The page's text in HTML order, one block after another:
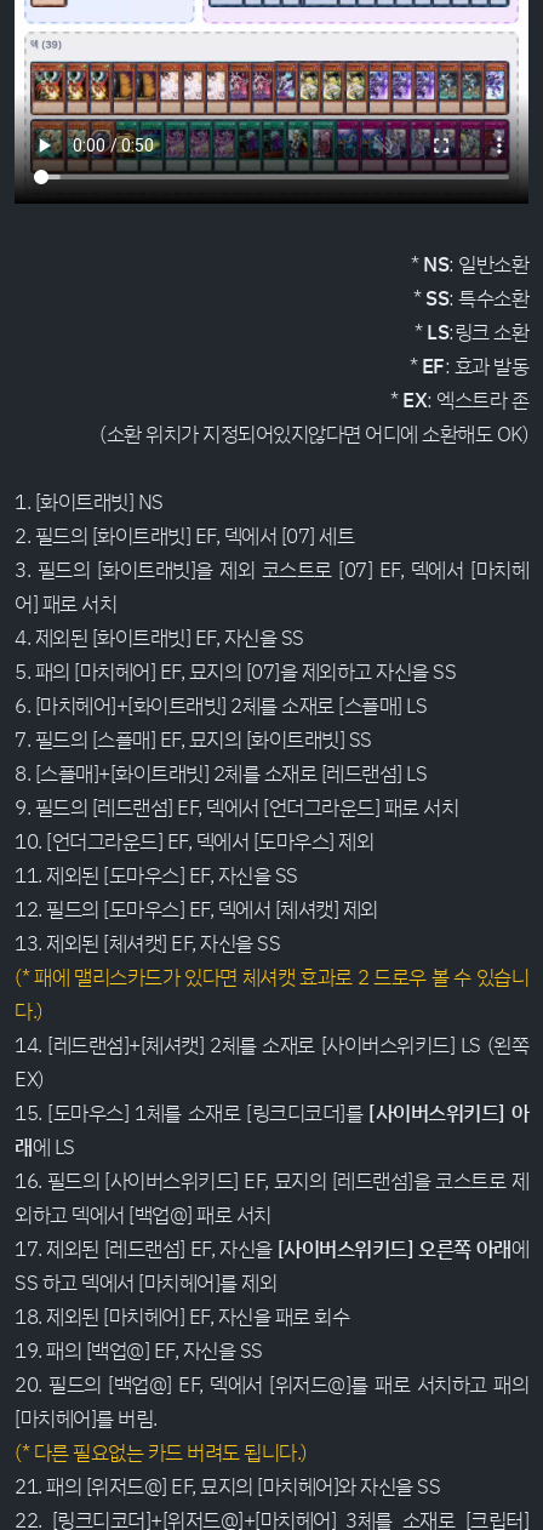
*NS: 일반소환
*SS: 특수소환
*LS:링크 소환
*EF: 효과 발동
*EX: 엑스트라 존
(소환 위치가 지정되어있지않다면 어디에 소환해도 OK)
1. [화이트래빗] NS
2. 필드의 [화이트래빗] EF, 덱에서 [07] 세트
3. 필드의 [화이트래빗]을 제외 코스트로 [07] EF, 덱에서 [마치헤
어] 패로 서치
4. 제외된 [화이트래빗] EF, 자신을 SS
5. 패의 [마치헤어] EF, 묘지의 [07]을 제외하고 자신을 SS
6. [마치헤어]+[화이트래빗] 2체를 소재로 [스플매] LS
7. 필드의 [스플매] EF, 묘지의 [화이트래빗] SS
8. [스플매]+[화이트래빗] 2체를 소재로 [레드랜섬] LS
9. 필드의 [레드랜섬] EF, 덱에서 [언더그라운드] 패로 서치
10. [언더그라운드] EF, 덱에서 [도마우스] 제외
11. 제외된 [도마우스] EF, 자신을 SS
12. 필드의 [도마우스] EF, 덱에서 [체셔캣] 제외
13. 제외된 [체셔캣] EF, 자신을 SS
(* 패에 맬리스카드가 있다면 체셔캣 효과로 2 드로우 볼 수 있습니
다.)
14. [레드랜섬]+[체셔캣] 2체를 소재로 [사이버스위키드] LS (왼쪽
EX)
15. [도마우스] 1체를 소재로 [링크디코더]를 [사이버스위키드] 아
래에 LS
16. 필드의 [사이버스위키드] EF, 묘지의 [레드랜섬]을 코스트로 제
외하고 덱에서 [백업@] 패로 서치
17. 제외된 [레드랜섬] EF, 자신을 [사이버스위키드] 오른쪽 아래에
SS 하고 덱에서 [마치헤어]를 제외
18. 제외된 [마치헤어] EF, 자신을 패로 회수
19. 패의 [백업@] EF, 자신을 SS
20. 필드의 [백업@] EF, 덱에서 [위저드@]를 패로 서치하고 패의
[마치헤어]를 버림.
(* 다른 필요없는 카드 버려도 됩니다.)
21. 패의 [위저드@] EF, 묘지의 [마치헤어]와 자신을 SS
22. [링크디코더]+[위저드@]+[마치헤어] 3체를 소재로 [크립터]